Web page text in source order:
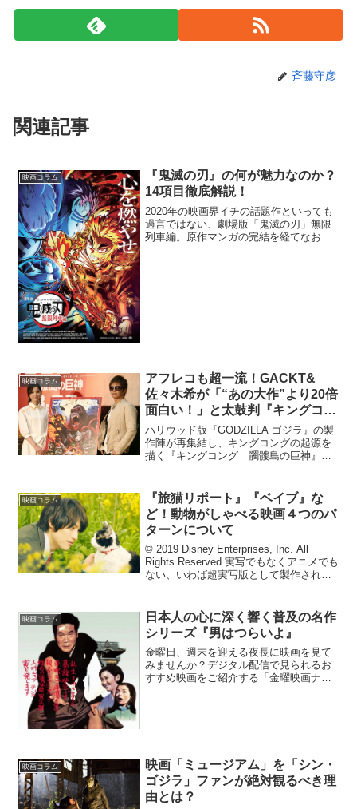
斉藤守彦
関連記事
映画コラム
『鬼滅の刃』の何が魅力なのか？
14項目徹底解説！
2020年の映画界イチの話題作といっても
過言ではない、劇場版「鬼滅の刃」無限
列車編。原作マンガの完結を経てなおブ
映画コラム
アフレコも超一流！GACKT&
佐々木希が「“あの大作”より20倍
面白い！」と太鼓判『キングコン
グ 髑髏島の巨神』
ハリウッド版『GODZILLA ゴジラ』の製
作陣が再集結し、キングコングの起源を
描く『キングコング 髑髏島の巨神』の
さんと佐々木希さんが登場。GACKTさん
は主...
映画コラム
『旅猫リポート』『ベイブ』な
ど！動物がしゃべる映画４つのパ
ターンについて
© 2019 Disney Enterprises, Inc. All
Rights Reserved.実写でもなくアニメでも
ない、いわば超実写版として製作された
を...
映画コラム
日本人の心に深く響く普及の名作
シリーズ『男はつらいよ』
金曜日、週末を迎える夜長に映画を見て
みませんか？デジタル配信で見られるお
すすめ映画をご紹介する「金曜映画ナ
映画コラム
映画「ミュージアム」を「シン・
ゴジラ」ファンが絶対観るべき理
由とは？